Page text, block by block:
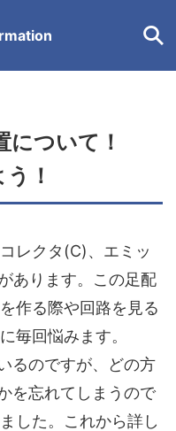
について！
！
レクタ(C)、エミッ
あります。この足配
作る際や回路を見る
毎回悩みます。
るのですが、どの方
を忘れてしまうので
した。これから詳し